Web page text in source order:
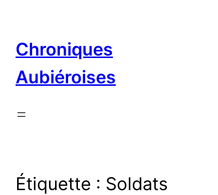
Chroniques
Aubiéroises
Étiquette : Soldats